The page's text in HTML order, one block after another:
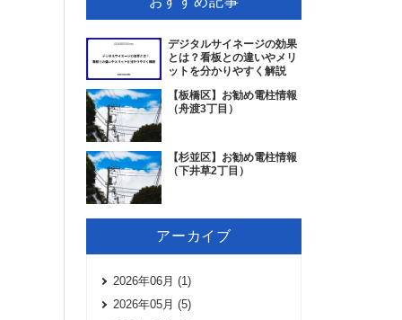
デジタルサイネージの効果
とは？看板との違いやメリ
ットを分かりやすく解説
【板橋区】お勧め電柱情報
（舟渡3丁目）
【杉並区】お勧め電柱情報
（下井草2丁目）
アーカイブ
2026年06月 (1)
2026年05月 (5)